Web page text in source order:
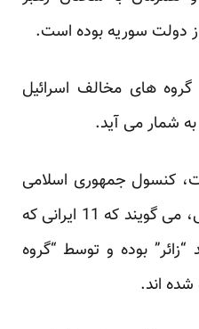
دولت سوریه بوده است.
های مخالف اسرائیل
شمار می آید.
کنسول جمهوری اسلامی
در سوریه و رسانه های رسمی، می گویند که 11 ایرانی که
بوده و توسط “گروه
اند.